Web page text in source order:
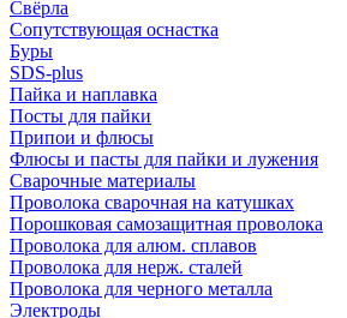
Свёрла
Сопутствующая оснастка
Буры
SDS-plus
Пайка и наплавка
Посты для пайки
Припои и флюсы
Флюсы и пасты для пайки и лужения
Сварочные материалы
Проволока сварочная на катушках
Порошковая самозащитная проволока
Проволока для алюм. сплавов
Проволока для нерж. сталей
Проволока для черного металла
Электроды